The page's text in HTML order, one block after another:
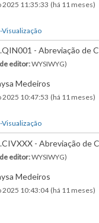
2025 11:35:33 (há 11 meses)
Visualização
- Abreviação de
editor:WYSIWYG)
Medeiros
2025 10:47:53 (há 11 meses)
Visualização
- Abreviação de
editor:WYSIWYG)
Medeiros
2025 10:43:04 (há 11 meses)